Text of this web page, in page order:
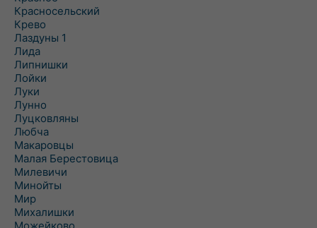
Красносельский
Крево
Лаздуны 1
Лида
Липнишки
Лойки
Луки
Лунно
Луцковляны
Любча
Макаровцы
Малая Берестовица
Милевичи
Минойты
Мир
Михалишки